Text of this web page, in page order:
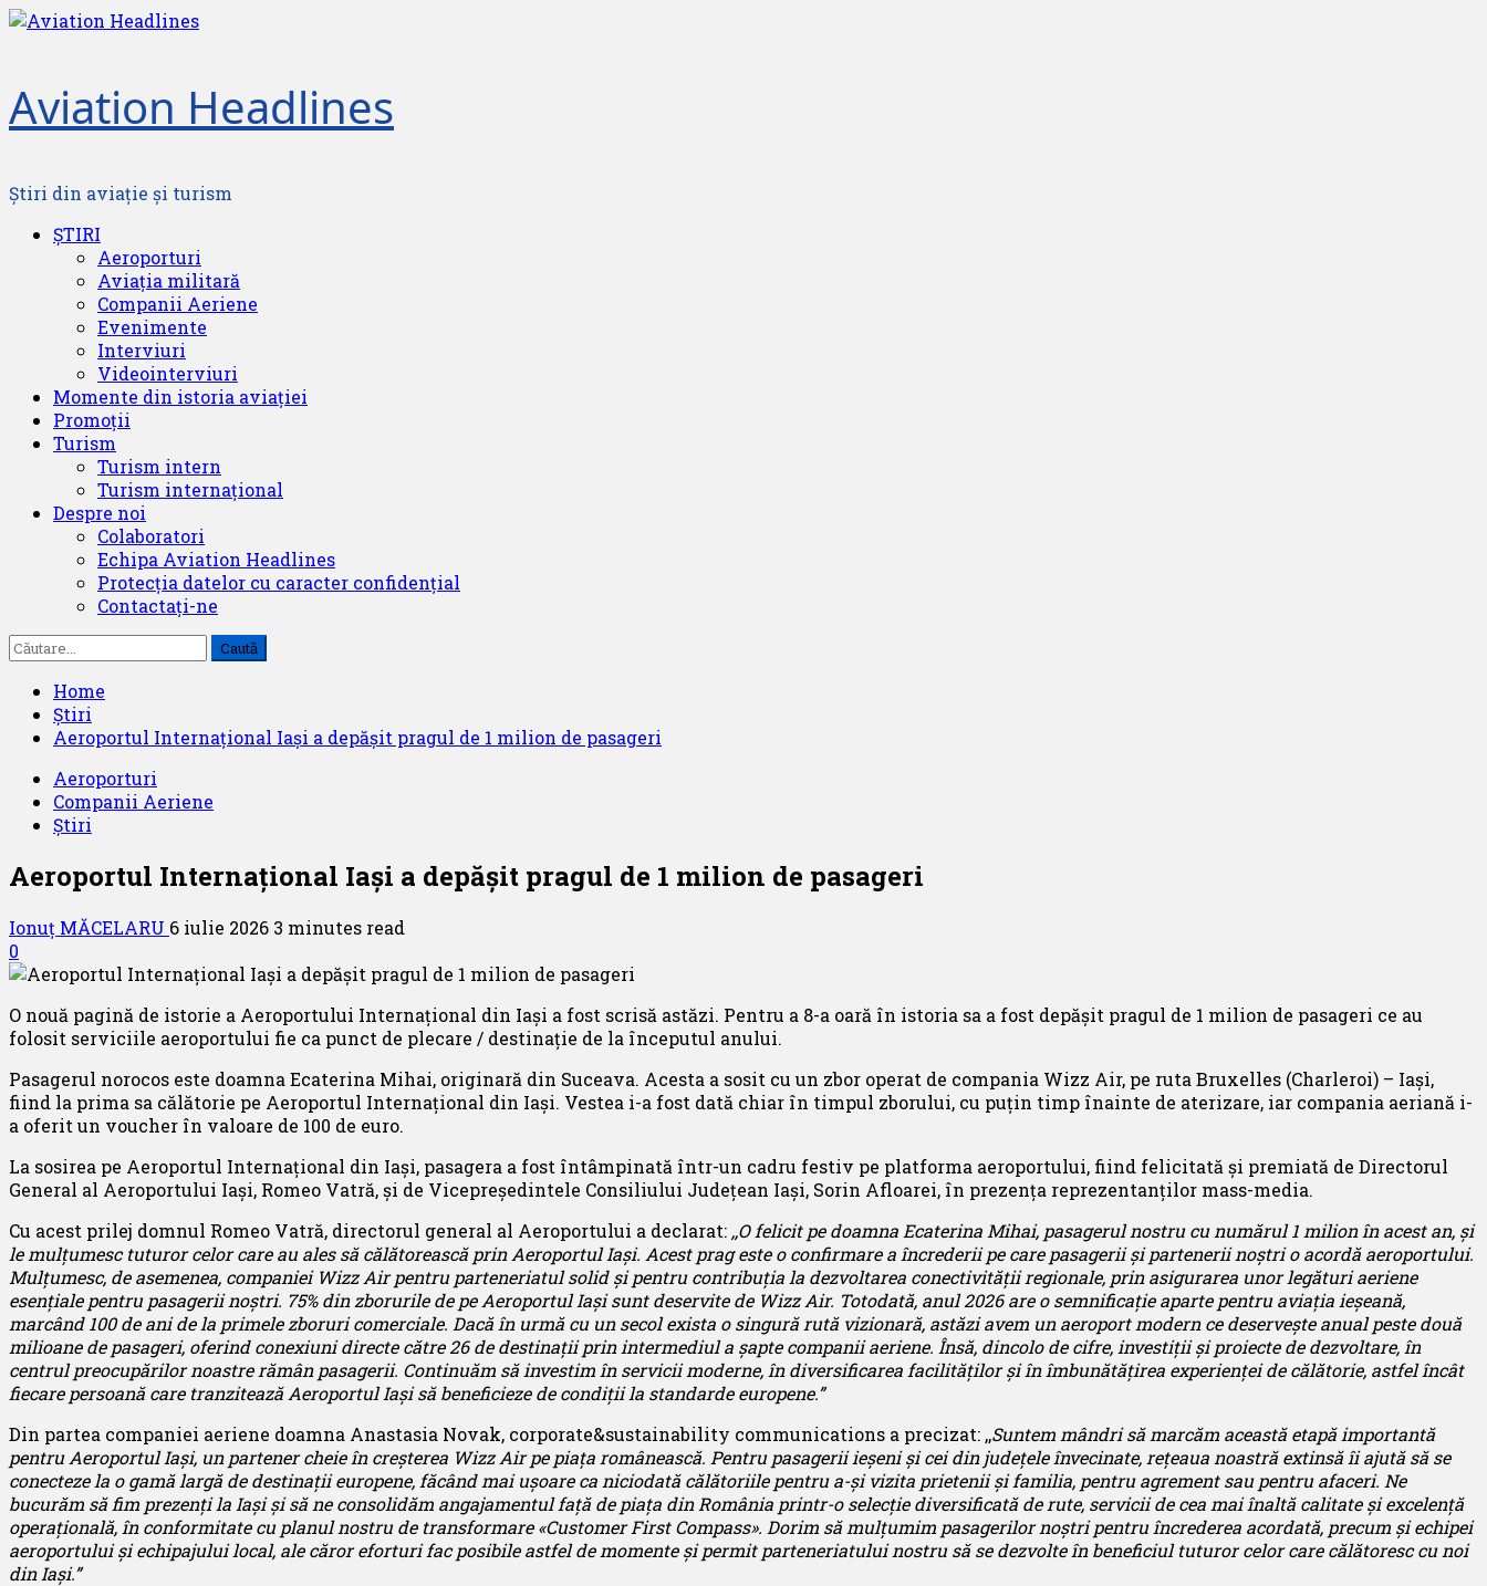
Skip
Aviation Headlines
Știri din aviație și turism
Primary
ȘTIRI
Aeroporturi
Aviația militară
Companii Aeriene
Evenimente
Interviuri
Videointerviuri
Momente din istoria aviației
Promoții
Turism
Turism intern
Turism internațional
Despre noi
Colaboratori
Echipa Aviation Headlines
Protecția datelor cu caracter confidențial
Contactați-ne
Caută
după:
Home
Știri
Aeroportul Internațional Iași a depășit pragul de 1 milion de pasageri
Aeroporturi
Companii Aeriene
Știri
Aeroportul Internațional Iași a depășit pragul de 1 milion de pasageri
Ionuț MĂCELARU 6 iulie 2026 3 minutes read
0
O nouă pagină de istorie a Aeroportului Internațional din Iași a fost scrisă astăzi. Pentru a 8-a oară în istoria sa a fost depășit pragul de 1 milion de pasageri ce au
folosit serviciile aeroportului fie ca punct de plecare / destinație de la începutul anului.
Pasagerul norocos este doamna Ecaterina Mihai, originară din Suceava. Acesta a sosit cu un zbor operat de compania Wizz Air, pe ruta Bruxelles (Charleroi) – Iași,
fiind la prima sa călătorie pe Aeroportul Internațional din Iași. Vestea i-a fost dată chiar în timpul zborului, cu puțin timp înainte de aterizare, iar compania aeriană i-
a oferit un voucher în valoare de 100 de euro.
La sosirea pe Aeroportul Internațional din Iași, pasagera a fost întâmpinată într-un cadru festiv pe platforma aeroportului, fiind felicitată și premiată de Directorul
General al Aeroportului Iași, Romeo Vatră, și de Vicepreședintele Consiliului Județean Iași, Sorin Afloarei, în prezența reprezentanților mass-media.
Cu acest prilej domnul Romeo Vatră, directorul general al Aeroportului a declarat: ,,O felicit pe doamna Ecaterina Mihai, pasagerul nostru cu numărul 1 milion în acest an, și
le mulțumesc tuturor celor care au ales să călătorească prin Aeroportul Iași. Acest prag este o confirmare a încrederii pe care pasagerii și partenerii noștri o acordă aeroportului.
Mulțumesc, de asemenea, companiei Wizz Air pentru parteneriatul solid și pentru contribuția la dezvoltarea conectivității regionale, prin asigurarea unor legături aeriene
esențiale pentru pasagerii noștri. 75% din zborurile de pe Aeroportul Iași sunt deservite de Wizz Air. Totodată, anul 2026 are o semnificație aparte pentru aviația ieșeană,
marcând 100 de ani de la primele zboruri comerciale. Dacă în urmă cu un secol exista o singură rută vizionară, astăzi avem un aeroport modern ce deservește anual peste două
milioane de pasageri, oferind conexiuni directe către 26 de destinații prin intermediul a șapte companii aeriene. Însă, dincolo de cifre, investiții și proiecte de dezvoltare, în
centrul preocupărilor noastre rămân pasagerii. Continuăm să investim în servicii moderne, în diversificarea facilităților și în îmbunătățirea experienței de călătorie, astfel încât
fiecare persoană care tranzitează Aeroportul Iași să beneficieze de condiții la standarde europene.”
Din partea companiei aeriene doamna Anastasia Novak, corporate&sustainability communications a precizat: ,,Suntem mândri să marcăm această etapă importantă
pentru Aeroportul Iași, un partener cheie în creșterea Wizz Air pe piața românească. Pentru pasagerii ieșeni și cei din județele învecinate, rețeaua noastră extinsă îi ajută să se
conecteze la o gamă largă de destinații europene, făcând mai ușoare ca niciodată călătoriile pentru a-și vizita prietenii și familia, pentru agrement sau pentru afaceri. Ne
bucurăm să fim prezenți la Iași și să ne consolidăm angajamentul față de piața din România printr-o selecție diversificată de rute, servicii de cea mai înaltă calitate și excelență
operațională, în conformitate cu planul nostru de transformare «Customer First Compass». Dorim să mulțumim pasagerilor noștri pentru încrederea acordată, precum și echipei
aeroportului și echipajului local, ale căror eforturi fac posibile astfel de momente și permit parteneriatului nostru să se dezvolte în beneficiul tuturor celor care călătoresc cu noi
din Iași.”